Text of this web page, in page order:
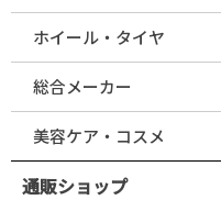
ホイール・タイヤ
総合メーカー
美容ケア・コスメ
通販ショップ